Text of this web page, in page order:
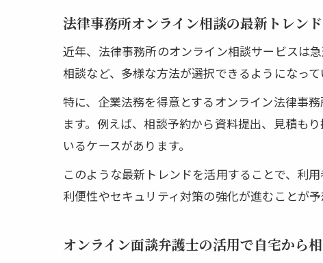
法律事務所オンライン相談の最新トレン
近年、法律事務所のオンライン相談サービスは
相談など、多様な方法が選択できるようになっ
特に、企業法務を得意とするオンライン法律事
ます。例えば、相談予約から資料提出、見積も
いるケースがあります。
このような最新トレンドを活用することで、利
利便性やセキュリティ対策の強化が進むことが
オンライン面談弁護士の活用で自宅から